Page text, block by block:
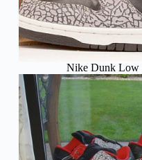
Nike Dunk Low